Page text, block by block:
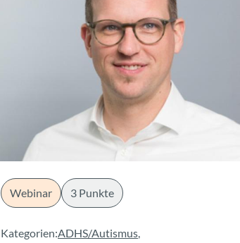
Webinar 3 Punkte
Kategorien:ADHS/Autismus,